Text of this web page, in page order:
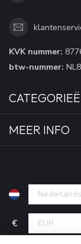
KVK nummer:
btw-nummer:
MEER INFO
€